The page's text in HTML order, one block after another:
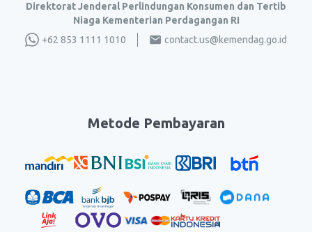
Direktorat Jenderal Perlindungan Konsumen dan Tertib
Niaga Kementerian Perdagangan RI
+62 853 1111 1010
contact.us@kemendag.go.id
Metode Pembayaran